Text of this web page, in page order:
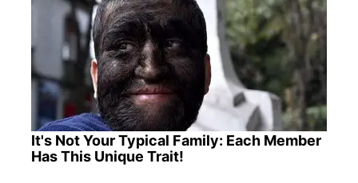
It's Not Your Typical Family: Each Member
Has This Unique Trait!